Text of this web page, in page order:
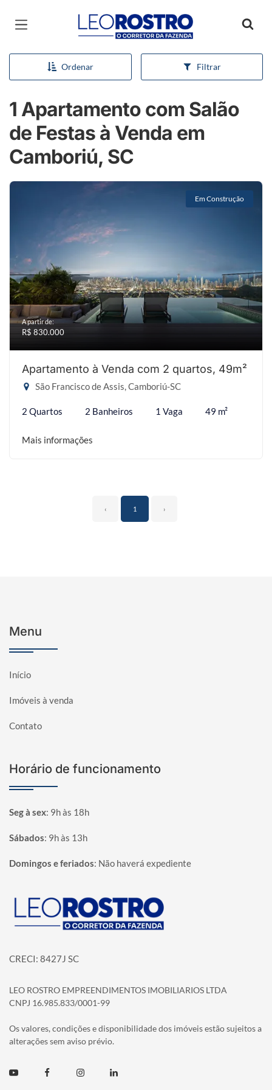
Página inicial
Ordenar Filtrar
1 Apartamento com Salão
de Festas à Venda em
Camboriú, SC
Em Construção
A partir de:
R$ 830.000
Apartamento à Venda com 2 quartos, 49m²
São Francisco de Assis, Camboriú-SC
2 Quartos 2 Banheiros 1 Vaga 49 m²
Mais informações
‹ 1 ›
Menu
Início
Imóveis à venda
Contato
Horário de funcionamento
Seg à sex: 9h às 18h
Sábados: 9h às 13h
Domingos e feriados: Não haverá expediente
Página inicial
CRECI: 8427J SC
LEO ROSTRO EMPREENDIMENTOS IMOBILIARIOS LTDA
CNPJ 16.985.833/0001-99
Os valores, condições e disponibilidade dos imóveis estão sujeitos a
alterações sem aviso prévio.
Youtube FacebookInstagramLinkedin